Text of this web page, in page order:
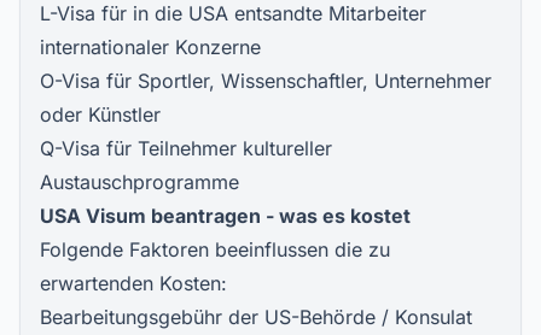
L-Visa für in die USA entsandte Mitarbeiter
internationaler Konzerne
O-Visa für Sportler, Wissenschaftler, Unternehmer
oder Künstler
Q-Visa für Teilnehmer kultureller
Austauschprogramme
USA Visum beantragen - was es kostet
Folgende Faktoren beeinflussen die zu
erwartenden Kosten:
Bearbeitungsgebühr der US-Behörde / Konsulat